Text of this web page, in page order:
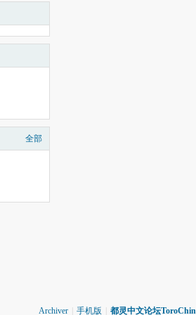
全部
Archiver 手机版 都灵中文论坛